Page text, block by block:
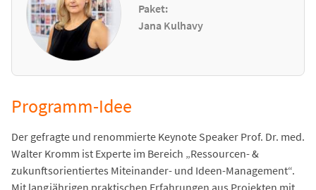
Paket:
Jana Kulhavy
Programm-Idee
Der gefragte und renommierte Keynote Speaker Prof. Dr. med.
Walter Kromm ist Experte im Bereich „Ressourcen- &
zukunftsorientiertes Miteinander- und Ideen-Management“.